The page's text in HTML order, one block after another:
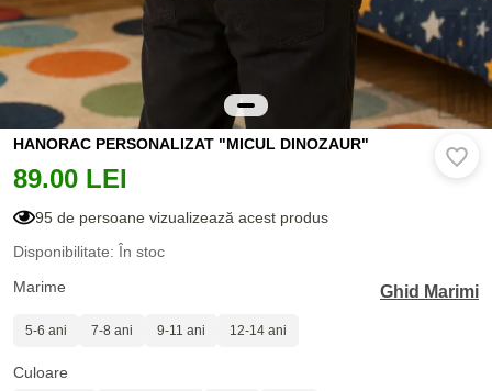
HANORAC PERSONALIZAT "MICUL DINOZAUR"
89.00 LEI
95 de persoane vizualizează acest produs
Disponibilitate: În stoc
Marime
Ghid Marimi
5-6 ani 7-8 ani 9-11 ani 12-14 ani
Culoare